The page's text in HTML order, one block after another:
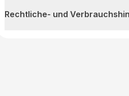
Rechtliche- und